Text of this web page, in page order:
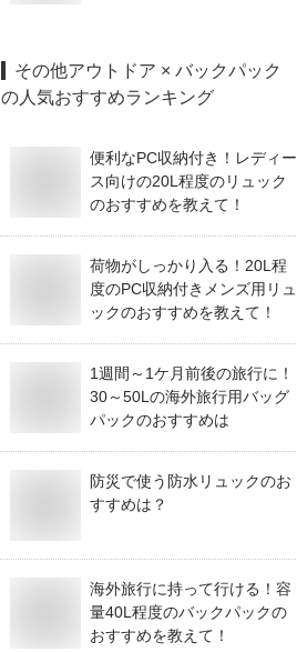
その他アウトドア × バックパック
の人気おすすめランキング
便利なPC収納付き！レディー
ス向けの20L程度のリュック
のおすすめを教えて！
荷物がしっかり入る！20L程
度のPC収納付きメンズ用リュ
ックのおすすめを教えて！
1週間～1ケ月前後の旅行に！
30～50Lの海外旅行用バッグ
パックのおすすめは
防災で使う防水リュックのお
すすめは？
海外旅行に持って行ける！容
量40L程度のバックパックの
おすすめを教えて！